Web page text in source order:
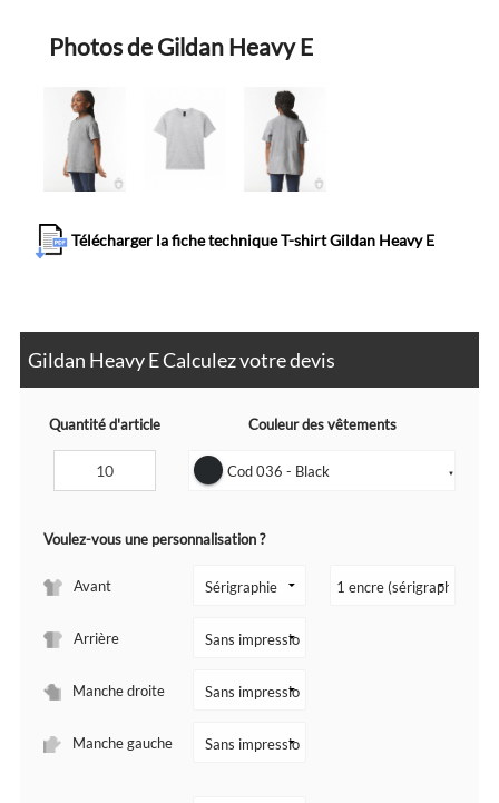
Photos de Gildan Heavy E
Télécharger la fiche technique T-shirt Gildan Heavy E
Gildan Heavy E Calculez votre devis
Quantité d'article Couleur des vêtements
Cod 036 - Black ▼
Voulez-vous une personnalisation ?
Avant
Arrière
Manche droite
Manche gauche